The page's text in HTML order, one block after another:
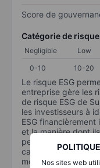
Nos sites web
Score de
Catégorie de
Negligible Low
0-10
10-20
Le risque ESG
entreprise gère les
de risque ESG de
les investisseurs à
ESG financièrement
et la manière dont
performances à
capital. L’échelle
moins il est